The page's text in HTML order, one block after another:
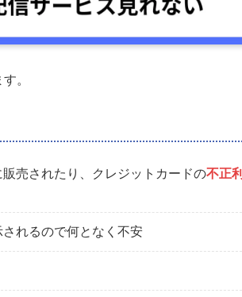
。
売されたり、クレジットカードの不正利
されるので何となく不安